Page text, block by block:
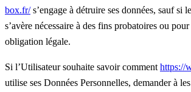
box.fr/s’engage à détruire ses données, sauf si
s’avère nécessaire à des fins probatoires ou
obligation légale.
Si l’Utilisateur souhaite savoir comment https://
utilise ses Données Personnelles, demander à